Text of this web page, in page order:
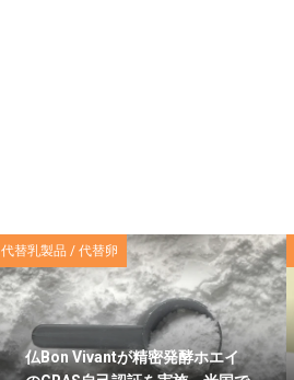
代替乳製品 / 代替卵
仏Bon Vivantが精密発酵ホエイ